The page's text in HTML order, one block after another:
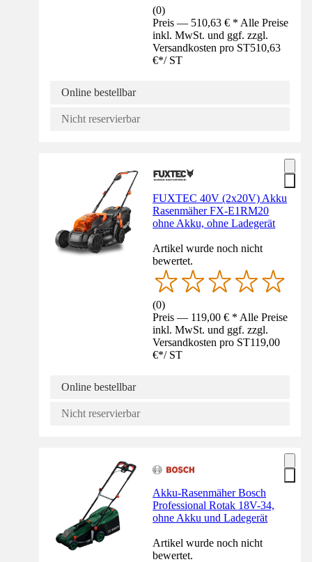
(0)
Preis — 510,63 € * Alle Preise
inkl. MwSt. und ggf. zzgl.
Versandkosten pro ST510,63
€*/ ST
Online bestellbar
Nicht reservierbar
FUXTEC 40V (2x20V) Akku
Rasenmäher FX-E1RM20
ohne Akku, ohne Ladegerät
Artikel wurde noch nicht
bewertet.
(0)
Preis — 119,00 € * Alle Preise
inkl. MwSt. und ggf. zzgl.
Versandkosten pro ST119,00
€*/ ST
Online bestellbar
Nicht reservierbar
Akku-Rasenmäher Bosch
Professional Rotak 18V-34,
ohne Akku und Ladegerät
Artikel wurde noch nicht
bewertet.